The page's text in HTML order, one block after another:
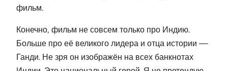
фильм.
Конечно, фильм не совсем только про Индию.
Больше про её великого лидера и отца истории —
Ганди. Не зря он изображён на всех банкнотах